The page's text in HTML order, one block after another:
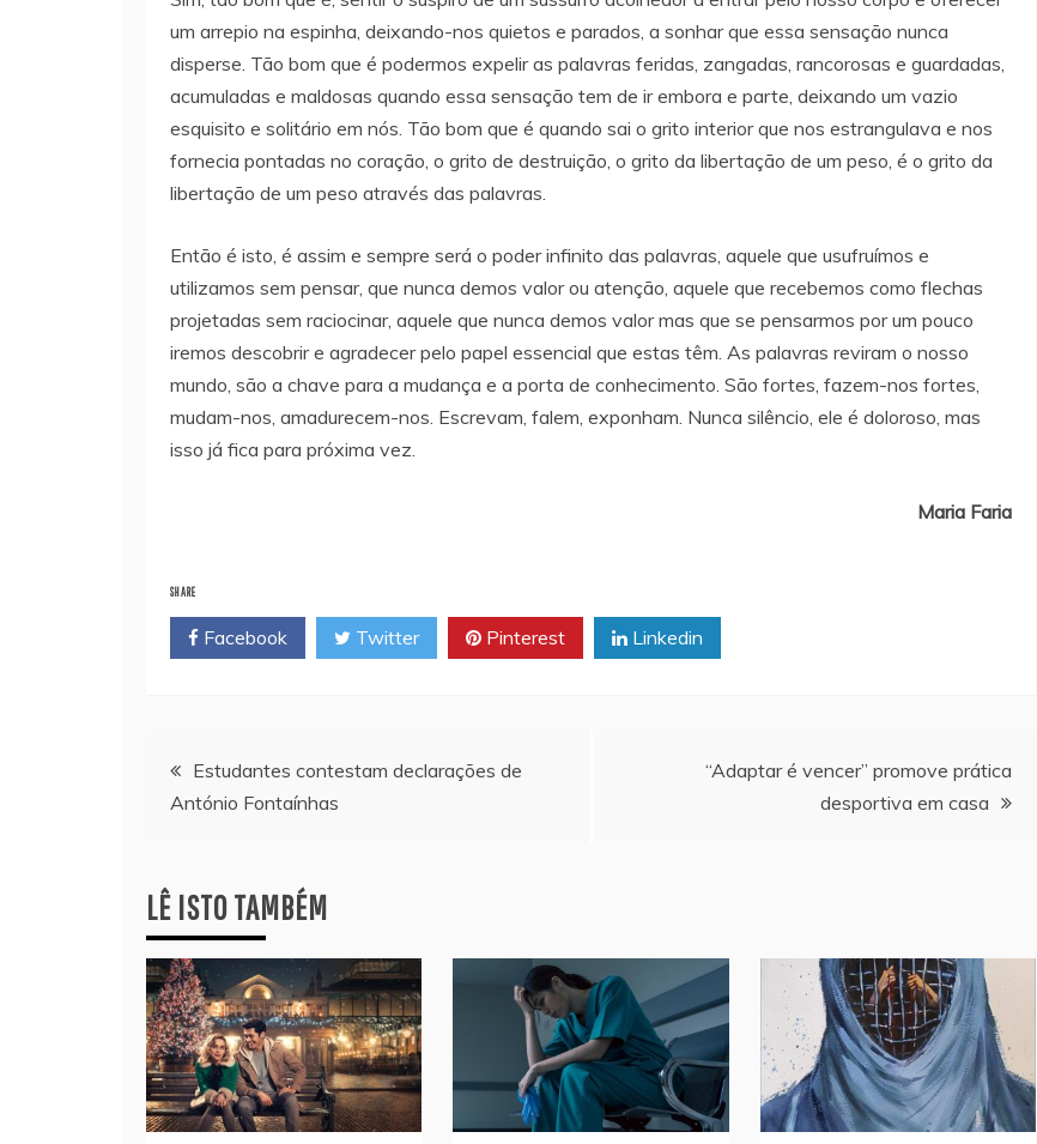
um arrepio na espinha, deixando-nos quietos e parados, a sonhar que essa sensação nunca
disperse. Tão bom que é podermos expelir as palavras feridas, zangadas, rancorosas e guardadas,
acumuladas e maldosas quando essa sensação tem de ir embora e parte, deixando um vazio
esquisito e solitário em nós. Tão bom que é quando sai o grito interior que nos estrangulava e nos
fornecia pontadas no coração, o grito de destruição, o grito da libertação de um peso, é o grito da
libertação de um peso através das palavras.
Então é isto, é assim e sempre será o poder infinito das palavras, aquele que usufruímos e
utilizamos sem pensar, que nunca demos valor ou atenção, aquele que recebemos como flechas
projetadas sem raciocinar, aquele que nunca demos valor mas que se pensarmos por um pouco
iremos descobrir e agradecer pelo papel essencial que estas têm. As palavras reviram o nosso
mundo, são a chave para a mudança e a porta de conhecimento. São fortes, fazem-nos fortes,
mudam-nos, amadurecem-nos. Escrevam, falem, exponham. Nunca silêncio, ele é doloroso, mas
isso já fica para próxima vez.
Maria Faria
SHARE
Facebook Twitter Pinterest Linkedin
Navegação
artigos
Estudantes contestam declarações de
António Fontaínhas
“Adaptar é vencer” promove prática
desportiva em casa
LÊ ISTO TAMBÉM